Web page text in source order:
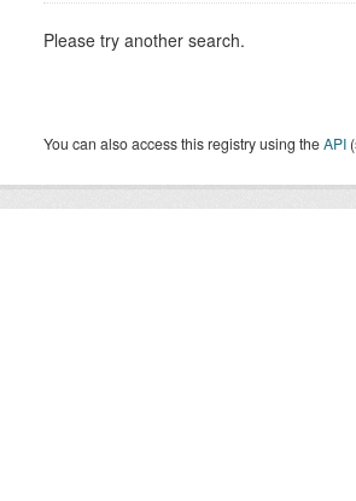
Please try another search.
You can also access this registry using theAPI